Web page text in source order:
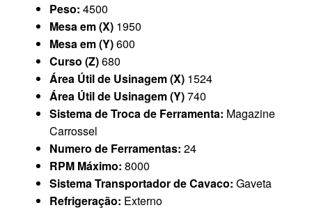
Peso: 4500
Mesa em (X) 1950
Mesa em (Y)600
Curso (Z)680
Área Útil de Usinagem (X) 1524
Área Útil de Usinagem (Y)740
Sistema de Troca de Ferramenta: Magazine
Carrossel
Numero de Ferramentas: 24
RPM Máximo: 8000
Sistema Transportador de Cavaco: Gaveta
Refrigeração: Externo